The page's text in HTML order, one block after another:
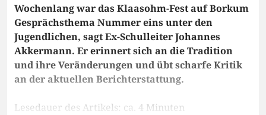
Wochenlang war das Klaasohm-Fest auf Borkum
Gesprächsthema Nummer eins unter den
Jugendlichen, sagt Ex-Schulleiter Johannes
Akkermann. Er erinnert sich an die Tradition
und ihre Veränderungen und übt scharfe Kritik
an der aktuellen Berichterstattung.
Lesedauer des Artikels: ca. 4 Minuten